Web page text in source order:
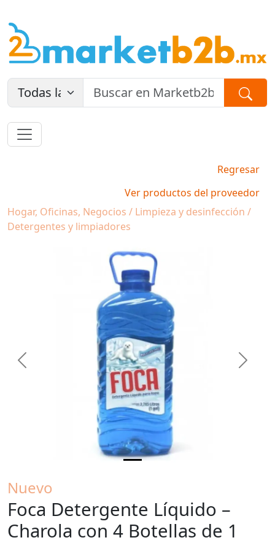
Regresar
Ver productos del proveedor
Hogar, Oficinas, Negocios / Limpieza y desinfección /
Detergentes y limpiadores
Previous Next
Nuevo
Foca Detergente Líquido –
Charola con 4 Botellas de 1